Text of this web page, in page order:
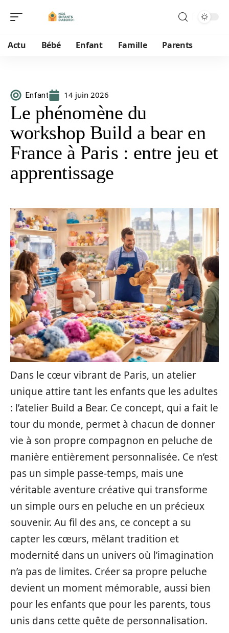
Actu Bébé Enfant Famille Parents
Enfant 14 juin 2026
Le phénomène du
workshop Build a bear en
France à Paris : entre jeu et
apprentissage
Dans le cœur vibrant de Paris, un atelier
unique attire tant les enfants que les adultes
: l’atelier Build a Bear. Ce concept, qui a fait le
tour du monde, permet à chacun de donner
vie à son propre compagnon en peluche de
manière entièrement personnalisée. Ce n’est
pas un simple passe-temps, mais une
véritable aventure créative qui transforme
un simple ours en peluche en un précieux
souvenir. Au fil des ans, ce concept a su
capter les cœurs, mêlant tradition et
modernité dans un univers où l’imagination
n’a pas de limites. Créer sa propre peluche
devient un moment mémorable, aussi bien
pour les enfants que pour les parents, tous
unis dans cette quête de personnalisation.